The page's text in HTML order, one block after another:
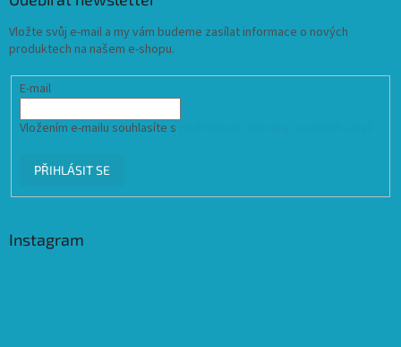
Vložte svůj e-mail a my vám budeme zasílat informace o nových
produktech na našem e-shopu.
E-mail
Vložením e-mailu souhlasíte s
PŘIHLÁSIT SE
Instagram